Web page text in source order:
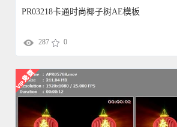
PR03218卡通时尚椰子树AE模板
287 0